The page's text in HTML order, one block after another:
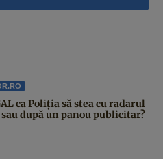
ca Poliția să stea cu radarul
după un panou publicitar?